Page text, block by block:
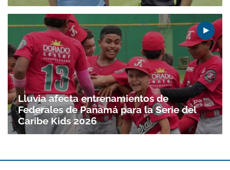
Gracias por suscribirte a nuestro boletín.
ACEPTAR
Lluvia afecta entrenamientos de
Federales de Panamá para la Serie del
Caribe Kids 2026